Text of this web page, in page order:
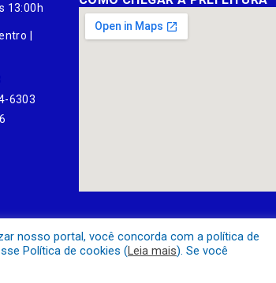
13:00h
|
6303
nosso portal, você concorda com a política de
Política de cookies (Leia mais). Se você